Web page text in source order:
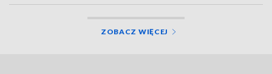
ZOBACZ WIĘCEJ